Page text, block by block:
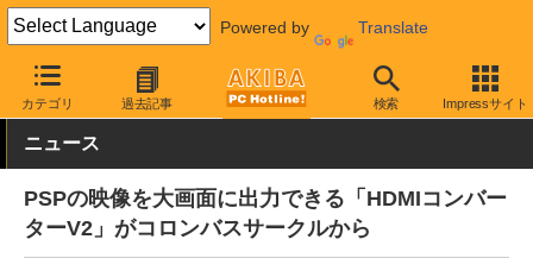
Powered by Translate
カテゴリ 過去記事 検索 Impressサイト
AKIBA PC Hotline! ガジェット ゲーム機関連
ニュース
PSPの映像を大画面に出力できる「HDMIコンバー
ターV2」がコロンバスサークルから